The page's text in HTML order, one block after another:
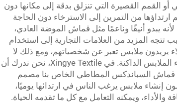
القمم القصيرة التي تنزلق بدقة إلى مكانها دون
من التمرين إلى الاسترخاء دون الحاجة
يبدو أنيقًا وناعمًا مثل قماش الموضة العادي،
تتجه المزيد من العلامات التجارية إلى استخدام
يريدون ملابس تعبر عن شخصياتهم، ومع ذلك لا
تشعرهم وكأنهم داخل قيد ضيق، بعد شهور عديدة من ارتداء الملابس الداكنة. في Xingye Textile، نحن ندرك أن
قماش السباندكس المطاطي الخاص بنا مصمم
ملابس يرغب الناس في ارتدائها يوميًا،
والأداء، ويمكنه التعامل مع كل ما تقدمه الحياة.